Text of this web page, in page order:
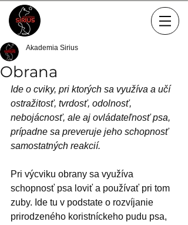
Obrana
Akademia Sirius
Ide o cviky, pri ktorých sa využíva a učí
ostražitosť, tvrdosť, odolnosť,
nebojácnosť, ale aj ovládateľnosť psa,
prípadne sa preveruje jeho schopnosť
samostatných reakcií.
Pri výcviku obrany sa využíva
schopnosť psa loviť a používať pri tom
zuby. Ide tu v podstate o rozvíjanie
prirodzeného koristníckeho pudu psa,